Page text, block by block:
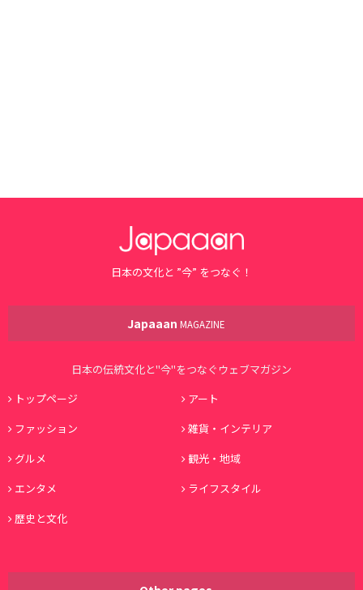
日本の文化と ”今” をつなぐ！
Japaaan MAGAZINE
日本の伝統文化と"今"をつなぐウェブマガジン
トップページ
アート
ファッション
雑貨・インテリア
グルメ
観光・地域
エンタメ
ライフスタイル
歴史と文化